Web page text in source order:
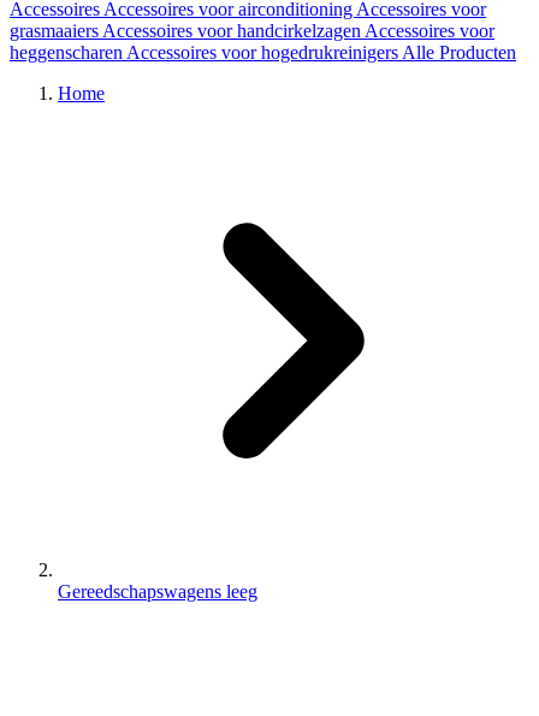
Accessoires Accessoires voor airconditioning Accessoires voor
grasmaaiers Accessoires voor handcirkelzagen Accessoires voor
heggenscharen Accessoires voor hogedrukreinigers Alle Producten
Home
Gereedschapswagens leeg